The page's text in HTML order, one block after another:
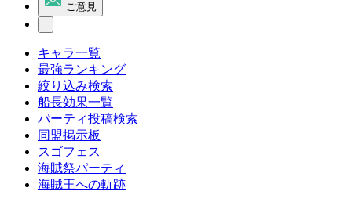
ご意見
キャラ一覧
最強ランキング
絞り込み検索
船長効果一覧
パーティ投稿検索
同盟掲示板
スゴフェス
海賊祭パーティ
海賊王への軌跡